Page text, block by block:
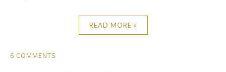
READ MORE »
6 COMMENTS